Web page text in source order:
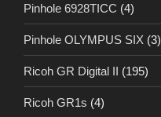
Pinhole 6928TICC (4)
Pinhole OLYMPUS SIX (3)
Ricoh GR Digital II (195)
Ricoh GR1s (4)